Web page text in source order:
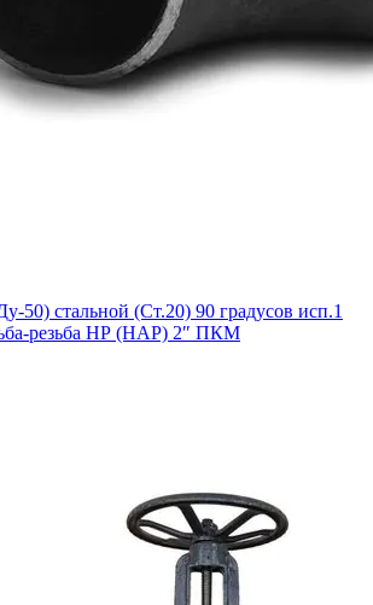
50) стальной (Ст.20) 90 градусов исп.1
резьба НР (НАР) 2″ ПКМ